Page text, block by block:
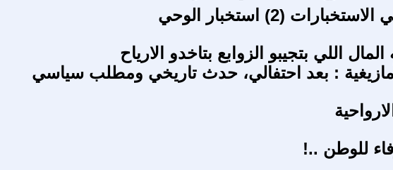
(2) استخبار الوحي
المال اللي بتجيبو الزوابع بتاخدو الارياح
: بعد احتفالي، حدث تاريخي ومطلب سياسي
للوطن ..!